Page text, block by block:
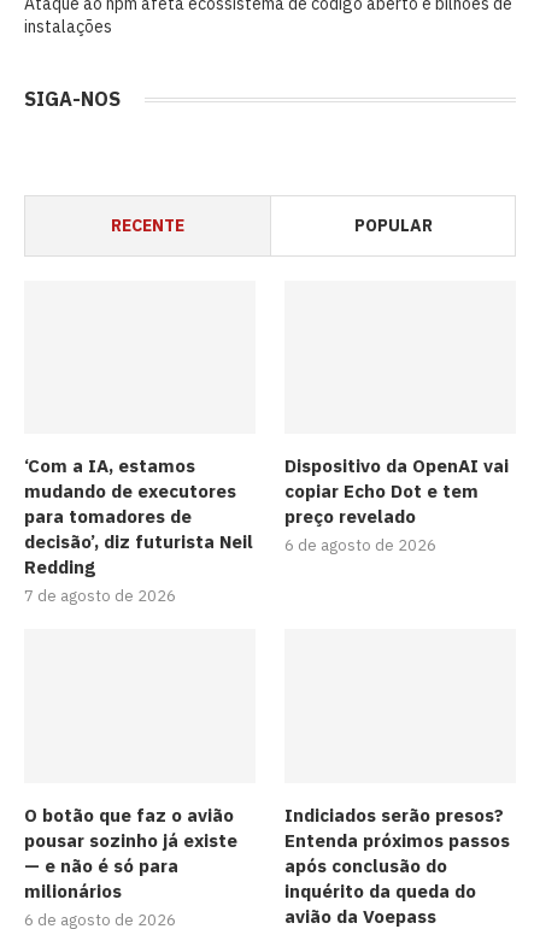
instalações
SIGA-NOS
RECENTE POPULAR
‘Com a IA, estamos
mudando de executores
para tomadores de
decisão’, diz futurista Neil
Redding
7 de agosto de 2026
Dispositivo da OpenAI vai
copiar Echo Dot e tem
preço revelado
6 de agosto de 2026
O botão que faz o avião
pousar sozinho já existe
— e não é só para
milionários
6 de agosto de 2026
Indiciados serão presos?
Entenda próximos passos
após conclusão do
inquérito da queda do
avião da Voepass